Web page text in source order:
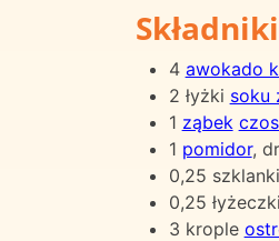
Składniki
4 awokado
2 łyżki soku
1 ząbek
1 pomidor,
0,25
0,25
3 krople